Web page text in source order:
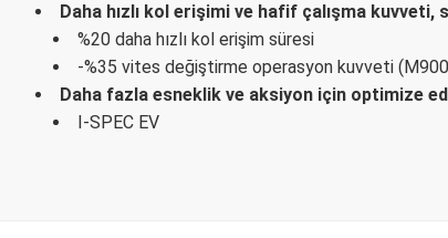
Daha hızlı kol erişimi ve hafif çalışma
%20 daha hızlı kol erişim süresi
-%35 vites değiştirme operasyon kuvveti
Daha fazla esneklik ve aksiyon için optimize
I-SPEC EV